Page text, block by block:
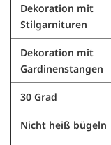
Dekoration mit
Stilgarnituren
Dekoration mit
Gardinenstangen
30 Grad
Nicht heiß bügeln